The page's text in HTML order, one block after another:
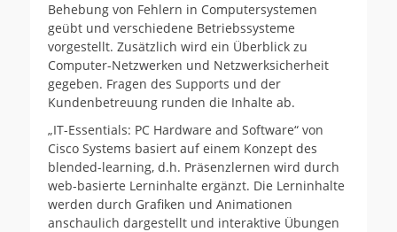
Behebung von Fehlern in Computersystemen
geübt und verschiedene Betriebssysteme
vorgestellt. Zusätzlich wird ein Überblick zu
Computer-Netzwerken und Netzwerksicherheit
gegeben. Fragen des Supports und der
Kundenbetreuung runden die Inhalte ab.
„IT-Essentials: PC Hardware and Software“ von
Cisco Systems basiert auf einem Konzept des
blended-learning, d.h. Präsenzlernen wird durch
web-basierte Lerninhalte ergänzt. Die Lerninhalte
werden durch Grafiken und Animationen
anschaulich dargestellt und interaktive Übungen